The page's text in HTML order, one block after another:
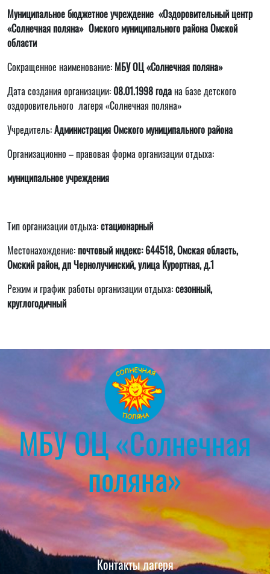
Муниципальное бюджетное учреждение «Оздоровительный центр
«Солнечная поляна» Омского муниципального района Омской
области
Сокращенное наименование: МБУ ОЦ «Солнечная поляна»
Дата создания организации: 08.01.1998 годана базе детского
оздоровительного лагеря «Солнечная поляна»
Учредитель:Администрация Омского муниципального района
Организационно – правовая форма организации отдыха:
муниципальное учреждения
Тип организации отдыха:стационарный
Местонахождение:почтовый индекс: 644518, Омская область,
Омский район, дп Чернолучинский, улица Курортная, д.1
Режим и график работы организации отдыха:сезонный,
круглогодичный
МБУ ОЦ «Солнечная
поляна»
Контакты лагеря